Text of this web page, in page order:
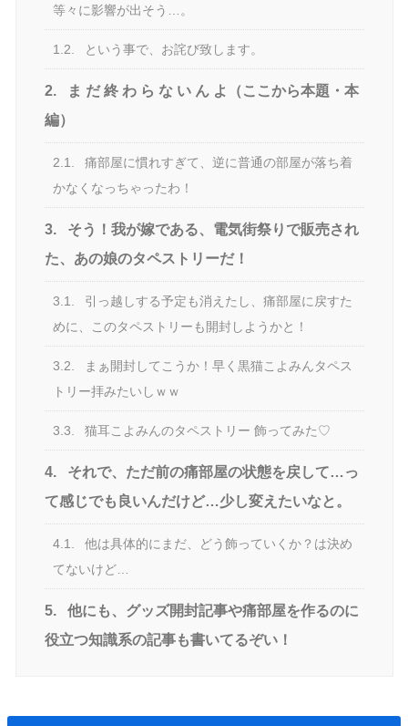
等々に影響が出そう…。
1.2. という事で、お詫び致します。
2.
ま だ 終 わ ら な い ん よ（ここから本題・本
編）
2.1.
痛部屋に慣れすぎて、逆に普通の部屋が落ち着
かなくなっちゃったわ！
3.
そう！我が嫁である、電気街祭りで販売され
た、あの娘のタペストリーだ！
3.1.
引っ越しする予定も消えたし、痛部屋に戻すた
めに、このタペストリーも開封しようかと！
3.2.
まぁ開封してこうか！早く黒猫こよみんタペス
トリー拝みたいしｗｗ
3.3. 猫耳こよみんのタペストリー 飾ってみた♡
4.
それで、ただ前の痛部屋の状態を戻して…っ
て感じでも良いんだけど…少し変えたいなと。
4.1.
他は具体的にまだ、どう飾っていくか？は決め
てないけど…
5.
他にも、グッズ開封記事や痛部屋を作るのに
役立つ知識系の記事も書いてるぞい！